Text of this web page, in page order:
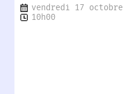
vendredi 17
10h00